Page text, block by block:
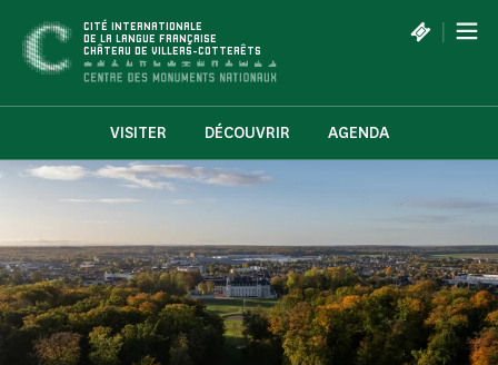
CITÉ INTERNATIONALE
DE LA LANGUE FRANÇAISE
CHÂTEAU DE VILLERS-COTTERÊTS
|
VISITER DÉCOUVRIR AGENDA